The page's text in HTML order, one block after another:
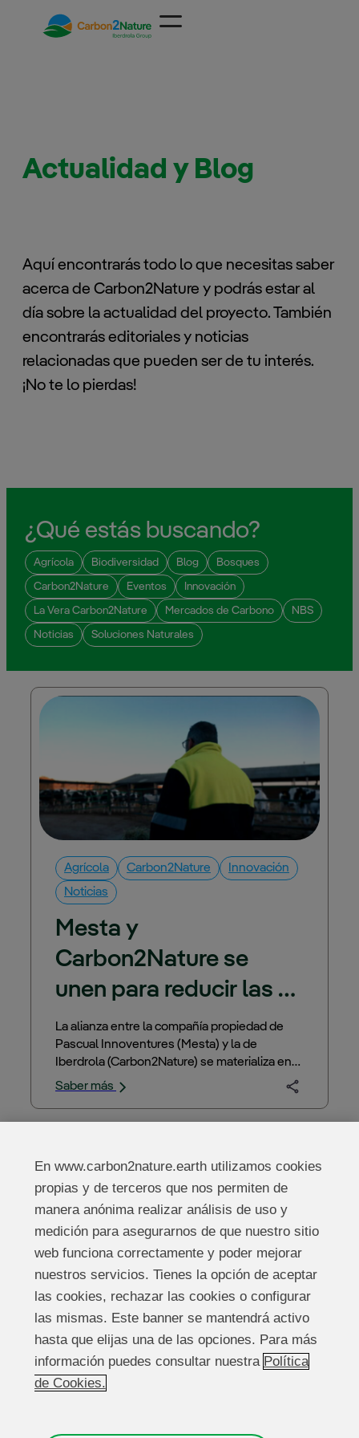
Actualidad y Blog
Aquí encontrarás todo lo que necesitas saber
acerca de Carbon2Nature y podrás estar al
día sobre la actualidad del proyecto. También
encontrarás editoriales y noticias
relacionadas que pueden ser de tu interés.
¡No te lo pierdas!
¿Qué estás buscando?
Agrícola Biodiversidad Blog Bosques
Carbon2Nature Eventos Innovación
La Vera Carbon2Nature Mercados de Carbono NBS
Noticias Soluciones Naturales
Agrícola Carbon2Nature
Innovación
Noticias
Mesta y
Carbon2Nature se
unen para reducir las
emisiones de metano
en el sector primario
La alianza entre la compañía propiedad de
Pascual Innoventures (Mesta) y la de
Iberdrola (Carbon2Nature) se materializa en
un proyecto piloto codesarrollado entre
ambas empresas por el cual se reduc…
Saber más
Información legal
En www.carbon2nature.earth utilizamos cookies
propias y de terceros que nos permiten de
manera anónima realizar análisis de uso y
medición para asegurarnos de que nuestro sitio
web funciona correctamente y poder mejorar
nuestros servicios. Tienes la opción de aceptar
las cookies, rechazar las cookies o configurar
las mismas. Este banner se mantendrá activo
hasta que elijas una de las opciones. Para más
información puedes consultar nuestra Política
de Cookies.